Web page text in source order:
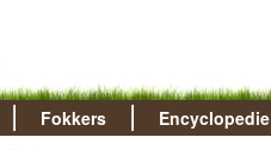
Fokkers Encyclopedie